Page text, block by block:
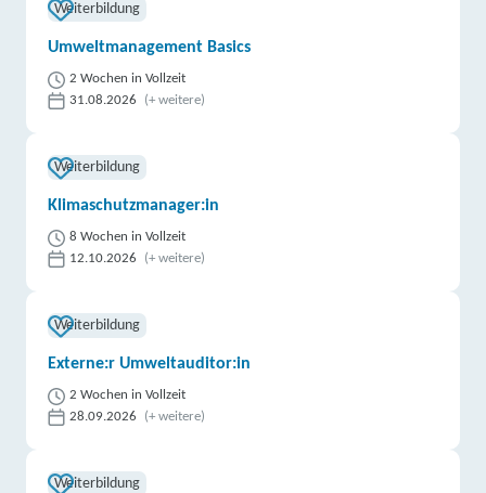
Weiterbildung
Umweltmanagement Basics
2 Wochen in Vollzeit
31.08.2026
(+ weitere)
Weiterbildung
Klimaschutzmanager:in
8 Wochen in Vollzeit
12.10.2026
(+ weitere)
Weiterbildung
Externe:r Umweltauditor:in
2 Wochen in Vollzeit
28.09.2026
(+ weitere)
Weiterbildung